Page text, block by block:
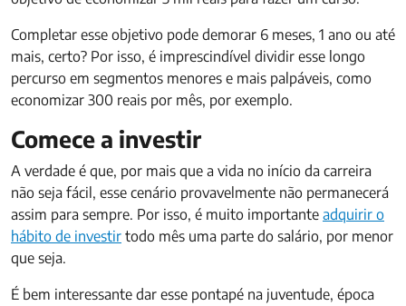
Completar esse objetivo pode demorar 6 meses, 1 ano ou até
mais, certo? Por isso, é imprescindível dividir esse longo
percurso em segmentos menores e mais palpáveis, como
economizar 300 reais por mês, por exemplo.
Comece a investir
A verdade é que, por mais que a vida no início da carreira
não seja fácil, esse cenário provavelmente não permanecerá
assim para sempre. Por isso, é muito importante adquirir o
hábito de investir todo mês uma parte do salário, por menor
que seja.
É bem interessante dar esse pontapé na juventude, época